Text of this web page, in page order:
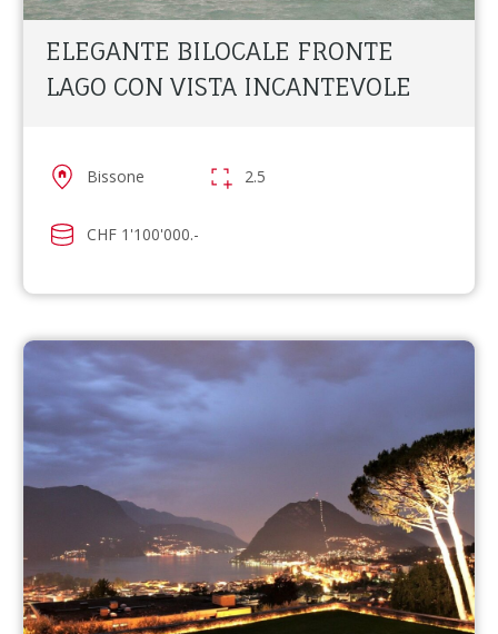
ELEGANTE BILOCALE FRONTE
LAGO CON VISTA INCANTEVOLE
Bissone 2.5
CHF 1'100'000.-